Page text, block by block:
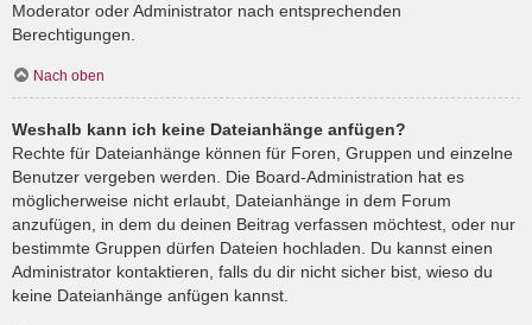
Moderator oder Administrator nach entsprechenden
Berechtigungen.
Nach oben
Weshalb kann ich keine Dateianhänge anfügen?
Rechte für Dateianhänge können für Foren, Gruppen und einzelne
Benutzer vergeben werden. Die Board-Administration hat es
möglicherweise nicht erlaubt, Dateianhänge in dem Forum
anzufügen, in dem du deinen Beitrag verfassen möchtest, oder nur
bestimmte Gruppen dürfen Dateien hochladen. Du kannst einen
Administrator kontaktieren, falls du dir nicht sicher bist, wieso du
keine Dateianhänge anfügen kannst.